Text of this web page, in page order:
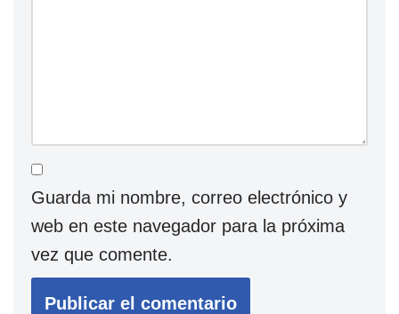
Guarda mi nombre, correo electrónico y
web en este navegador para la próxima
vez que comente.